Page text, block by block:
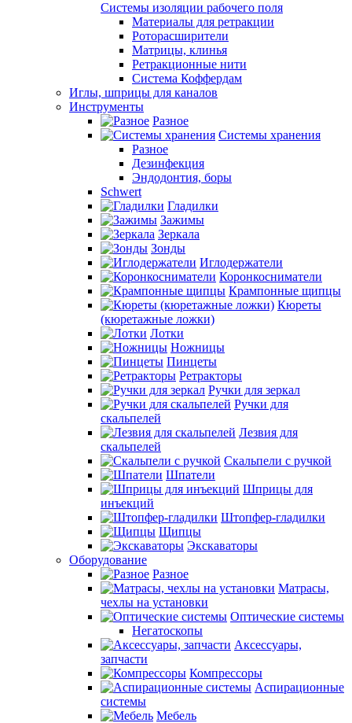
Системы изоляции рабочего поля
Материалы для ретракции
Роторасширители
Матрицы, клинья
Ретракционные нити
Система Коффердам
Иглы, шприцы для каналов
Инструменты
Разное
Системы хранения
Разное
Дезинфекция
Эндодонтия, боры
Schwert
Гладилки
Зажимы
Зеркала
Зонды
Иглодержатели
Коронкосниматели
Крампонные щипцы
Кюреты
(кюретажные ложки)
Лотки
Ножницы
Пинцеты
Ретракторы
Ручки для зеркал
Ручки для
скальпелей
Лезвия для
скальпелей
Скальпели с ручкой
Шпатели
Шприцы для
инъекций
Штопфер-гладилки
Щипцы
Экскаваторы
Оборудование
Разное
Матрасы,
чехлы на установки
Оптические системы
Негатоскопы
Аксессуары,
запчасти
Компрессоры
Аспирационные
системы
Мебель